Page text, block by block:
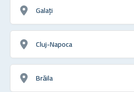
Galați
Cluj-Napoca
Brăila